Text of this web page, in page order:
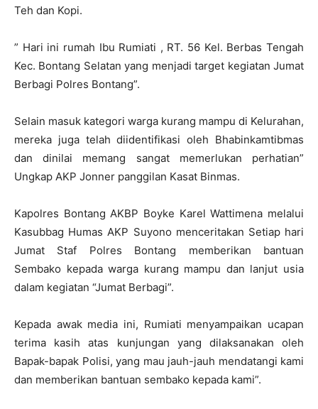
Teh dan Kopi.
” Hari ini rumah Ibu Rumiati , RT. 56 Kel. Berbas Tengah
Kec. Bontang Selatan yang menjadi target kegiatan Jumat
Berbagi Polres Bontang”.
Selain masuk kategori warga kurang mampu di Kelurahan,
mereka juga telah diidentifikasi oleh Bhabinkamtibmas
dan dinilai memang sangat memerlukan perhatian”
Ungkap AKP Jonner panggilan Kasat Binmas.
Kapolres Bontang AKBP Boyke Karel Wattimena melalui
Kasubbag Humas AKP Suyono menceritakan Setiap hari
Jumat Staf Polres Bontang memberikan bantuan
Sembako kepada warga kurang mampu dan lanjut usia
dalam kegiatan “Jumat Berbagi”.
Kepada awak media ini, Rumiati menyampaikan ucapan
terima kasih atas kunjungan yang dilaksanakan oleh
Bapak-bapak Polisi, yang mau jauh-jauh mendatangi kami
dan memberikan bantuan sembako kepada kami”.